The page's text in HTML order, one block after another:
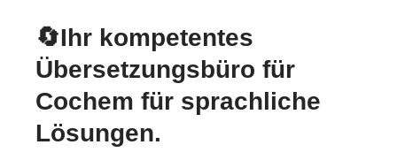
🔄Ihr kompetentes
Übersetzungsbüro für
Cochem für sprachliche
Lösungen.